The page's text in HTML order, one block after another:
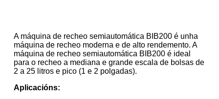
A máquina de recheo semiautomática BIB200 é unha
máquina de recheo moderna e de alto rendemento. A
máquina de recheo semiautomática BIB200 é ideal
para o recheo a mediana e grande escala de bolsas de
2 a 25 litros e pico (1 e 2 polgadas).
Aplicacións: